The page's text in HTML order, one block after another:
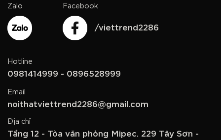
Zalo Facebook
/viettrend2286
Hotline
0981414999 - 0896528999
Email
noithatviettrend2286@gmail.com
Địa chỉ
Tầng 12 - Tòa văn phòng Mipec. 229 Tây Sơn -